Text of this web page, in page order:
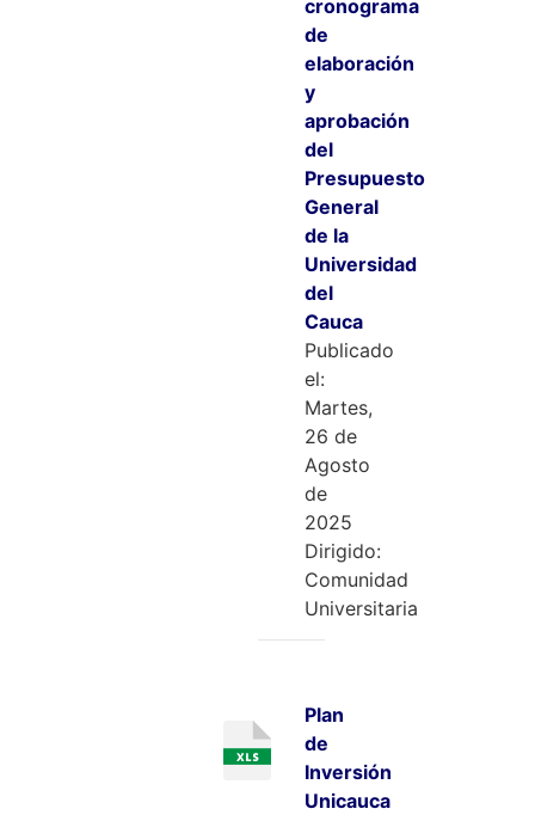
cronograma
de
elaboración
y
aprobación
del
Presupuesto
General
de la
Universidad
del
Cauca
Publicado
el:
Martes,
26 de
Agosto
de
2025
Dirigido:
Comunidad
Universitaria
Plan
de
Inversión
Unicauca